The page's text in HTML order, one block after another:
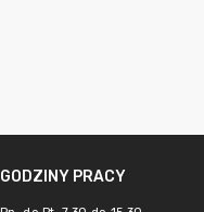
GODZINY PRACY